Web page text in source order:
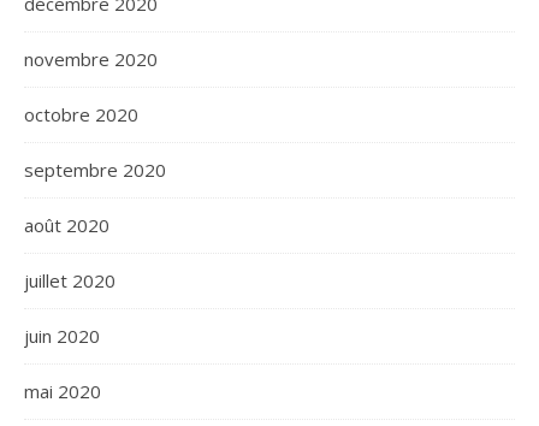
novembre 2020
octobre 2020
septembre 2020
août 2020
juillet 2020
juin 2020
mai 2020